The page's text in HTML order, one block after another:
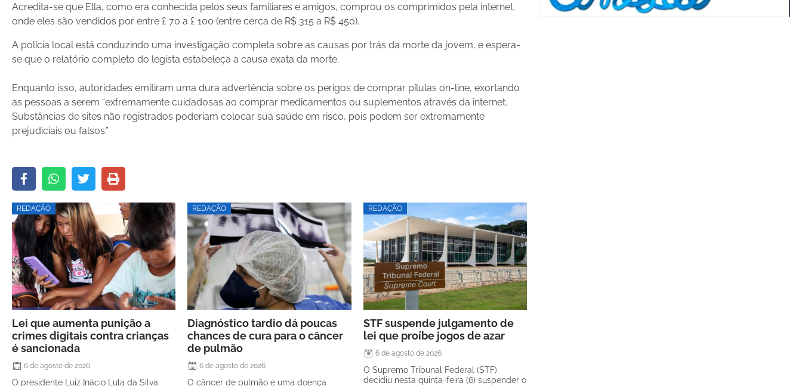
Acredita-se que Ella, como era conhecida pelos seus familiares e amigos, comprou os comprimidos pela internet,
onde eles são vendidos por entre £ 70 a £ 100 (entre cerca de R$ 315 a R$ 450).
A polícia local está conduzindo uma investigação completa sobre as causas por trás da morte da jovem, e espera-
se que o relatório completo do legista estabeleça a causa exata da morte.
Enquanto isso, autoridades emitiram uma dura advertência sobre os perigos de comprar pílulas on-line, exortando
as pessoas a serem “extremamente cuidadosas ao comprar medicamentos ou suplementos através da internet.
Substâncias de sites não registrados poderiam colocar sua saúde em risco, pois podem ser extremamente
prejudiciais ou falsos.”
REDAÇÃO
Lei que aumenta punição a
crimes digitais contra crianças
é sancionada
6 de agosto de 2026
O presidente Luiz Inácio Lula da Silva
REDAÇÃO
Diagnóstico tardio dá poucas
chances de cura para o câncer
de pulmão
6 de agosto de 2026
O câncer de pulmão é uma doença
REDAÇÃO
STF suspende julgamento de
lei que proíbe jogos de azar
6 de agosto de 2026
O Supremo Tribunal Federal (STF)
decidiu nesta quinta-feira (6) suspender o